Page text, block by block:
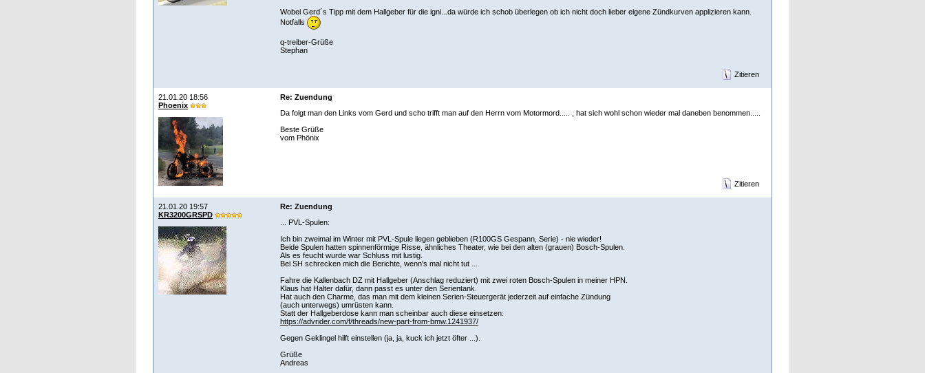
Wobei Gerd´s Tipp mit dem Hallgeber für die igni...da würde ich schob überlegen ob ich nicht doch lieber eigene Zündkurven applizieren kann.
Notfalls
q-treiber-Grüße
Stephan
Zitieren
21.01.20 18:56
Phoenix
Re: Zuendung
Da folgt man den Links vom Gerd und scho trifft man auf den Herrn vom Motormord..... , hat sich wohl schon wieder mal daneben benommen.....
Beste Grüße
vom Phönix
Zitieren
21.01.20 19:57
KR3200GRSPD
Re: Zuendung
... PVL-Spulen:
Ich bin zweimal im Winter mit PVL-Spule liegen geblieben (R100GS Gespann, Serie) - nie wieder!
Beide Spulen hatten spinnenförmige Risse, ähnliches Theater, wie bei den alten (grauen) Bosch-Spulen.
Als es feucht wurde war Schluss mit lustig.
Bei SH schrecken mich die Berichte, wenn's mal nicht tut ...
Fahre die Kallenbach DZ mit Hallgeber (Anschlag reduziert) mit zwei roten Bosch-Spulen in meiner HPN.
Klaus hat Halter dafür, dann passt es unter den Serientank.
Hat auch den Charme, das man mit dem kleinen Serien-Steuergerät jederzeit auf einfache Zündung
(auch unterwegs) umrüsten kann.
Statt der Hallgeberdose kann man scheinbar auch diese einsetzen:
https://advrider.com/f/threads/new-part-from-bmw.1241937/
Gegen Geklingel hilft einstellen (ja, ja, kuck ich jetzt öfter ...).
Grüße
Andreas